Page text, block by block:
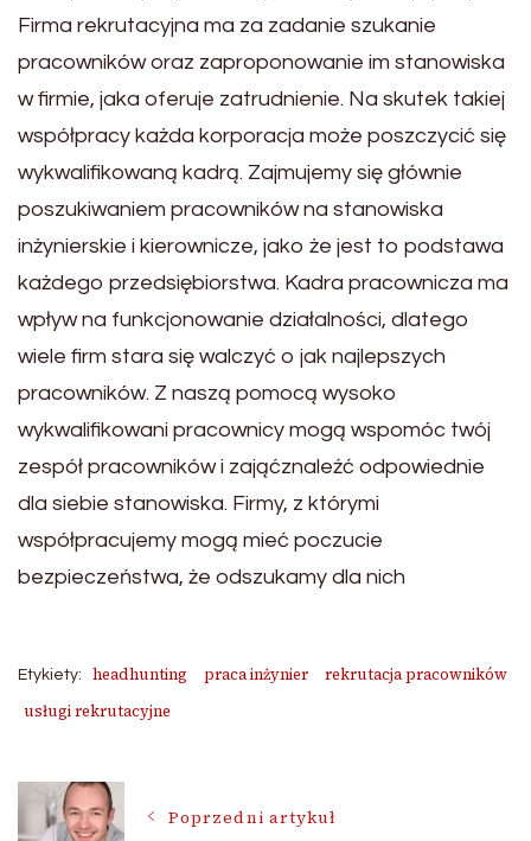
Firma rekrutacyjna ma za zadanie szukanie
pracowników oraz zaproponowanie im stanowiska
w firmie, jaka oferuje zatrudnienie. Na skutek takiej
współpracy każda korporacja może poszczycić się
wykwalifikowaną kadrą. Zajmujemy się głównie
poszukiwaniem pracowników na stanowiska
inżynierskie i kierownicze, jako że jest to podstawa
każdego przedsiębiorstwa. Kadra pracownicza ma
wpływ na funkcjonowanie działalności, dlatego
wiele firm stara się walczyć o jak najlepszych
pracowników. Z naszą pomocą wysoko
wykwalifikowani pracownicy mogą wspomóc twój
zespół pracowników i zająćznaleźć odpowiednie
dla siebie stanowiska. Firmy, z którymi
współpracujemy mogą mieć poczucie
bezpieczeństwa, że odszukamy dla nich
Etykiety: headhunting praca inżynier
rekrutacja pracowników
usługi rekrutacyjne
NawigacjaPoprzedni artykuł